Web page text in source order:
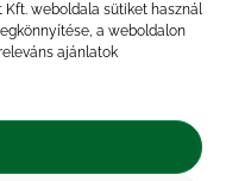
Kft. weboldala sütiket használ
a weboldalon
ajánlatok
2014. február